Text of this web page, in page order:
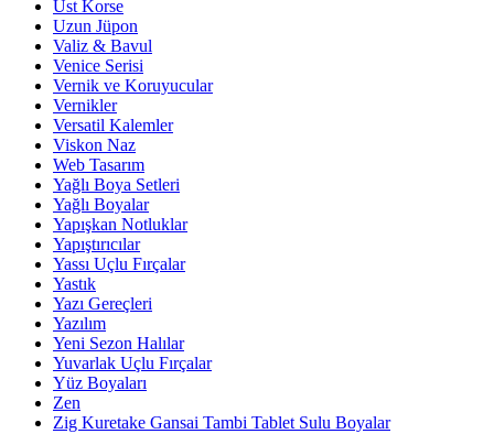
Üst Korse
Uzun Jüpon
Valiz & Bavul
Venice Serisi
Vernik ve Koruyucular
Vernikler
Versatil Kalemler
Viskon Naz
Web Tasarım
Yağlı Boya Setleri
Yağlı Boyalar
Yapışkan Notluklar
Yapıştırıcılar
Yassı Uçlu Fırçalar
Yastık
Yazı Gereçleri
Yazılım
Yeni Sezon Halılar
Yuvarlak Uçlu Fırçalar
Yüz Boyaları
Zen
​Zig Kuretake Gansai Tambi Tablet Sulu Boyalar